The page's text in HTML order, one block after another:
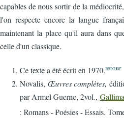
capables de nous sortir de la
l'on respecte encore la langue
maintenant la place qu'il aura dans
celle d'un classique.
Ce texte a été écrit en 1970.retour
Novalis, Œuvres complètes,
par Armel Guerne, 2vol.,
: Romans - Poésies - Essais.